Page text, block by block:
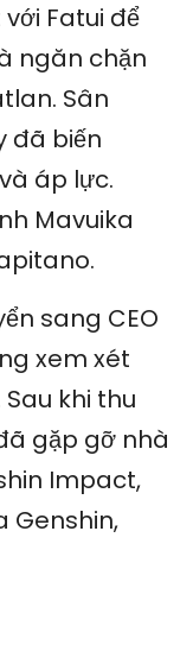
Fatui để
ngăn chặn
Sân
đã biến
áp lực.
Mavuika
sang CEO
xem xét
khi thu
gặp gỡ nhà
Impact,
Genshin,